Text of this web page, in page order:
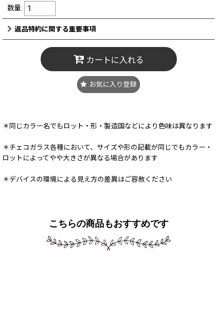
数量:
返品特約に関する重要事項
カートに入れる
お気に入り登録
＊同じカラー名でもロット・形・製造国などにより色味は異なります
＊チェコガラス各種において、サイズや形の記載が同じでもカラー・
ロットによってやや大きさが異なる場合があります
＊デバイスの環境による見え方の差異はご容赦ください
こちらの商品もおすすめです